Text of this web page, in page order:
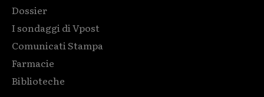
Dossier
I sondaggi di Vpost
Comunicati Stampa
Farmacie
Biblioteche